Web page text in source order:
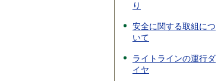
り
安全に関する取組につ
いて
ライトラインの運行ダ
イヤ